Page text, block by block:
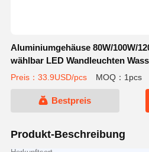
Aluminiumgehäuse 80W/100W/
wählbar LED Wandleuchten
für Garage Scheune
Preis：33.9USD/pcs MOQ：1pcs
Bestpreis
Produkt-Beschreibung